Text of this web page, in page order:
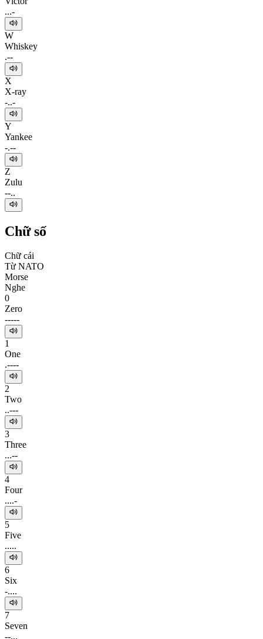
...-
W
Whiskey
.--
X
X-ray
-..-
Y
Yankee
-.--
Z
Zulu
--..
Chữ số
Chữ cái
Từ NATO
Morse
Nghe
0
Zero
-----
1
One
.----
2
Two
..---
3
Three
...--
4
Four
....-
5
Five
.....
6
Six
-....
7
Seven
--...